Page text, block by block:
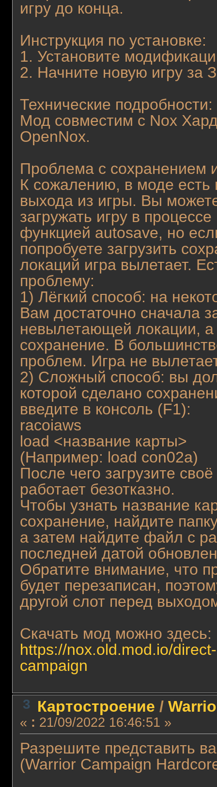
игру до конца.
Инструкция по установке:
1. Установите
2. Начните новую игру за
Технические подробности:
Мод совместим с Nox
OpenNox.
Проблема с сохранением
К сожалению, в моде есть
выхода из игры. Вы
загружать игру в
функцией autosave, но
попробуете загрузить
локаций игра вылетает.
проблему:
1) Лёгкий способ: на
Вам достаточно сначала
невылетающей локации,
сохранение. В
проблем. Игра не
2) Сложный способ: вы
которой сделано
введите в консоль (F1):
racoiaws
load <название карты>
(Например: load con02a)
После чего загрузите
работает безотказно.
Чтобы узнать название
сохранение, найдите
а затем найдите файл с
последней датой
Обратите внимание, что
будет перезаписан,
другой слот перед
Скачать мод можно здесь:
https://nox.old.mod.io/
campaign
3 Картостроение /
« : 21/09/2022 16:46:51 »
Разрешите представить
(Warrior Campaign